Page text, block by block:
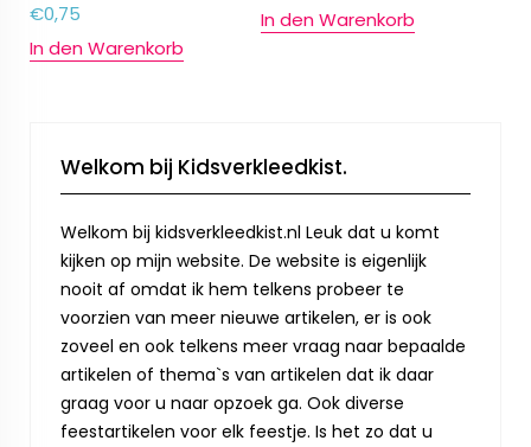
€0,75
In den Warenkorb
In den Warenkorb
Welkom bij Kidsverkleedkist.
Welkom bij kidsverkleedkist.nl Leuk dat u komt
kijken op mijn website. De website is eigenlijk
nooit af omdat ik hem telkens probeer te
voorzien van meer nieuwe artikelen, er is ook
zoveel en ook telkens meer vraag naar bepaalde
artikelen of thema`s van artikelen dat ik daar
graag voor u naar opzoek ga. Ook diverse
feestartikelen voor elk feestje. Is het zo dat u